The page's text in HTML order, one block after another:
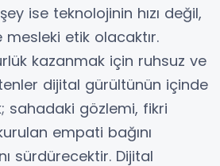
ise teknolojinin hızı değil,
etik olacaktır.
kazanmak için ruhsuz ve
dijital gürültünün içinde
sahadaki gözlemi, fikri
empati bağını
sürdürecektir. Dijital